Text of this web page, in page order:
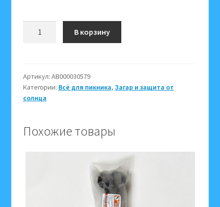
Sun
солнцезащитный
Барьер
60,
В корзину
Артикул: АВ000030579
Категории: Всё для пикника, Загар и защита от
солнца
Похожие товары